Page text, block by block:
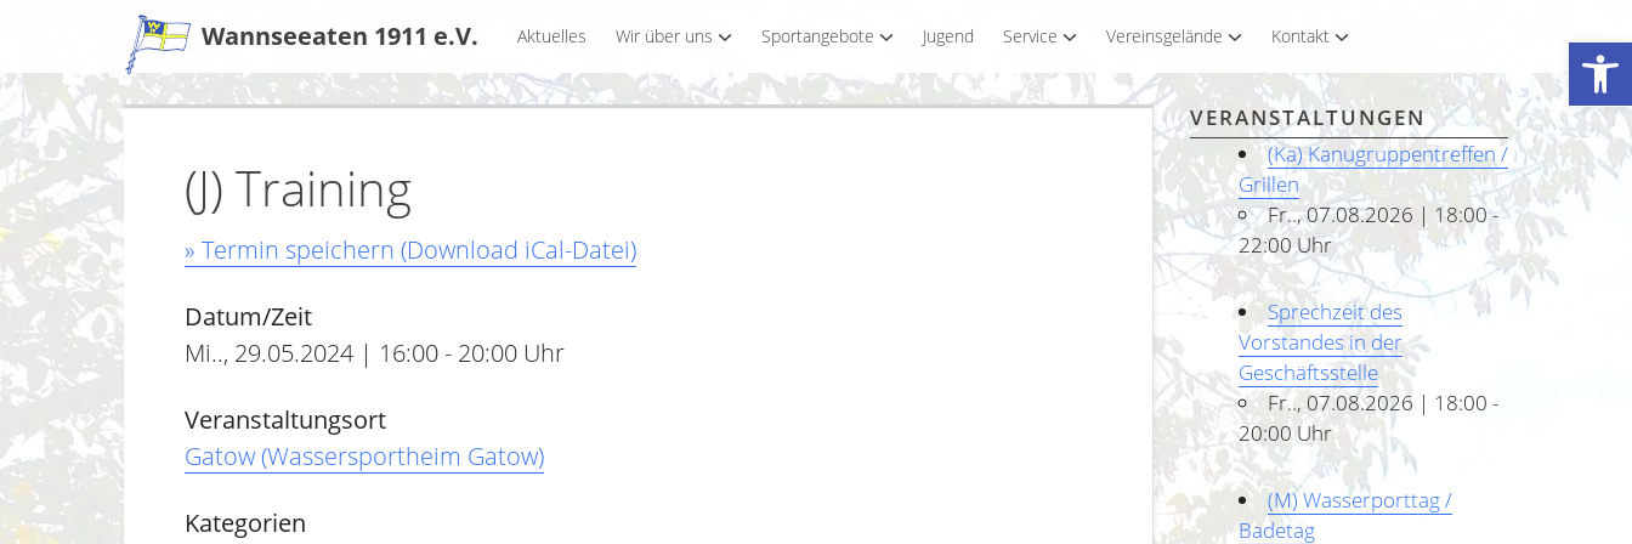
Werkzeugleiste öffnen
Wannseeaten 1911 e.V. Aktuelles Wir über uns Sportangebote Jugend Service Vereinsgelände Kontakt
(J) Training
» Termin speichern (Download iCal-Datei)
Datum/Zeit
Mi.., 29.05.2024 | 16:00 - 20:00 Uhr
Veranstaltungsort
Gatow (Wassersportheim Gatow)
Kategorien
VERANSTALTUNGEN
(Ka) Kanugruppentreffen /
Grillen
Fr.., 07.08.2026 | 18:00 -
22:00 Uhr
Sprechzeit des
Vorstandes in der
Geschäftsstelle
Fr.., 07.08.2026 | 18:00 -
20:00 Uhr
(M) Wasserporttag /
Badetag